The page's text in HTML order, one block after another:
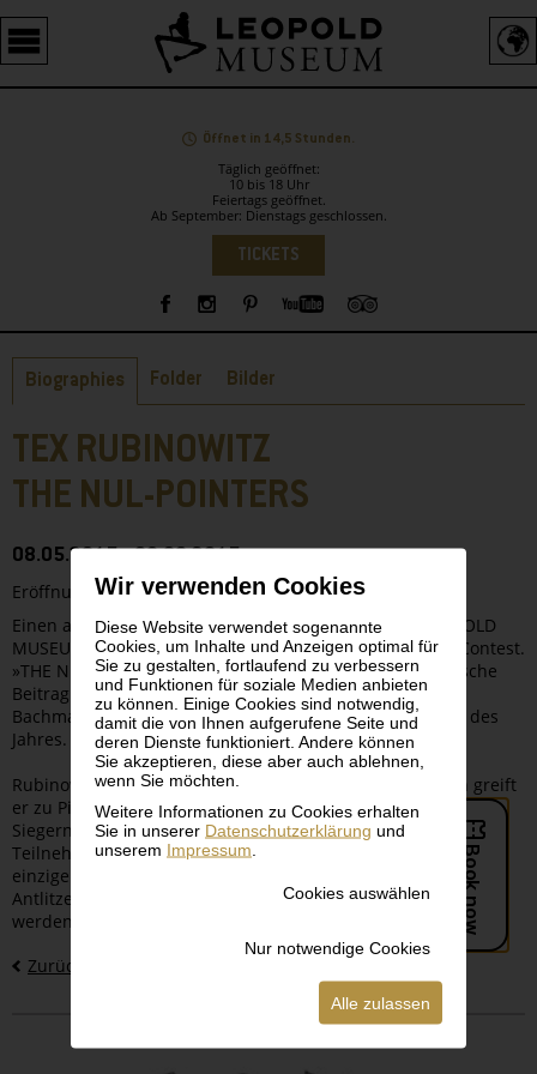
Wir verwenden Cookies
Diese Website verwendet sogenannte
Cookies, um Inhalte und Anzeigen optimal für
Sie zu gestalten, fortlaufend zu verbessern
und Funktionen für soziale Medien anbieten
zu können. Einige Cookies sind notwendig,
damit die von Ihnen aufgerufene Seite und
deren Dienste funktioniert. Andere können
Sie akzeptieren, diese aber auch ablehnen,
wenn Sie möchten.
Weitere Informationen zu Cookies erhalten
Sie in unserer Datenschutzerklärung und
unserem Impressum
Cookies auswählen
Nur notwendige Cookies
Alle zulassen
Barrierefreie
Bedienung
der
Öffnet in 14,5 Stunden.
Täglich geöffnet:
10 bis 18 Uhr
Feiertags geöffnet.
Ab September: Dienstags geschlossen.
TICKETS
Sidebar
Reiter
Biographies Folder Bilder
TEX RUBINOWITZ
THE NUL-POINTERS
08.05.2015 - 08.06.2015
Eröffnung 07.05.2015, 19 Uhr
Einen absoluten Kunst-Höhepunkt präsentiert das LEOPOLD
MUSEUM als Einstimmung auf den 60. Eurovision Song Contest.
»THE NUL-POINTERS« ist der unkonventionelle künstlerische
Beitrag des genialen Cartoonisten, Schriftstellers und
Bachmann-Preisträgers Tex Rubinowitz zum Musikevent des
Jahres.
Rubinowitz ist bekennender Fan des Song Contests. Nun greift
er zu Pinsel und Farbe, und sein Interesse gilt nicht den
Siegern sondern den »Nullpunktern«, jenen 34 Song Contest-
TeilnehmerInnen, deren Darbietung die Jury mit keinem
einzigen Punkt honorierte. Die auf alte Holztafeln gebannten
Antlitze dieser ultimativen Verlierer des Show-Business
werden, textlich kommentiert, zu Ikonen des Scheiterns.
Zurück zur Übersicht
Bilder